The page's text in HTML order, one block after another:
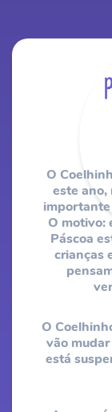
O
este ano,
importante
O motivo:
Páscoa
crianças
O
vão
está